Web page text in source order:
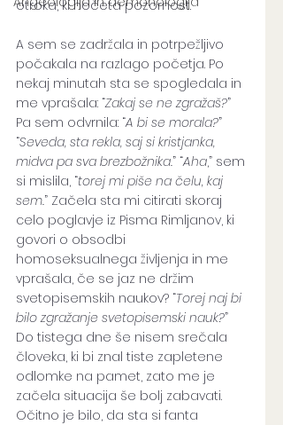
otroka, ki hočeta pozornost.
A sem se zadržala in potrpežljivo
počakala na razlago početja. Po
nekaj minutah sta se spogledala in
me vprašala: “Zakaj se ne zgražaš?”
Pa sem odvrnila: “A bi se morala?”
“Seveda, sta rekla, saj si kristjanka,
midva pa sva brezbožnika.” “Aha,” sem
si mislila, “torej mi piše na čelu, kaj
sem.” Začela sta mi citirati skoraj
celo poglavje iz Pisma Rimljanov, ki
govori o obsodbi
homoseksualnega življenja in me
vprašala, če se jaz ne držim
svetopisemskih naukov? “Torej naj bi
bilo zgražanje svetopisemski nauk?”
Do tistega dne še nisem srečala
človeka, ki bi znal tiste zapletene
odlomke na pamet, zato me je
začela situacija še bolj zabavati.
Očitno je bilo, da sta si fanta